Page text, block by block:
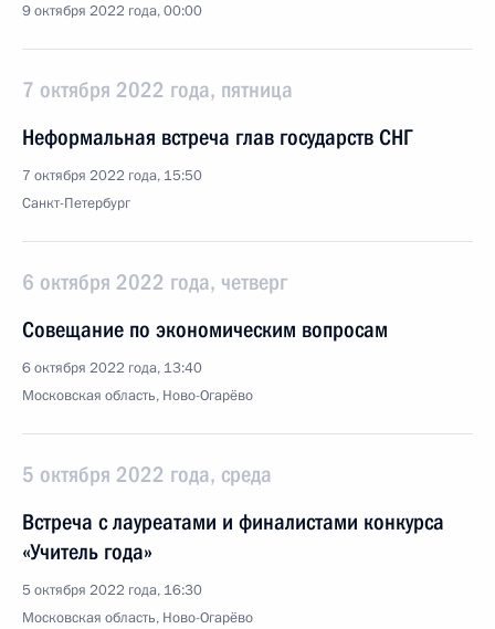
9 октября 2022 года, 00:00
7 октября 2022 года, пятница
Неформальная встреча глав государств СНГ
7 октября 2022 года, 15:50
Санкт-Петербург
6 октября 2022 года, четверг
Совещание по экономическим вопросам
6 октября 2022 года, 13:40
Московская область, Ново-Огарёво
5 октября 2022 года, среда
Встреча с лауреатами и финалистами конкурса
«Учитель года»
5 октября 2022 года, 16:30
Московская область, Ново-Огарёво